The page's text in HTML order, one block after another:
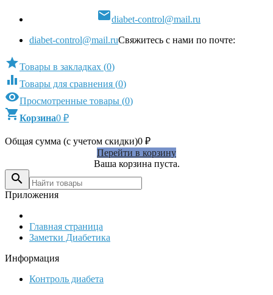
diabet-control@mail.ru
diabet-control@mail.ruСвяжитесь с нами по почте:
Товары в закладках (0)
 Товары для сравнения (0)
Просмотренные товары (0)
Корзина0 ₽
Общая сумма (с учетом скидки)0 ₽
Перейти в корзину
Ваша корзина пуста.

Приложения
Главная страница
Заметки Диабетика
Информация
Контроль диабета